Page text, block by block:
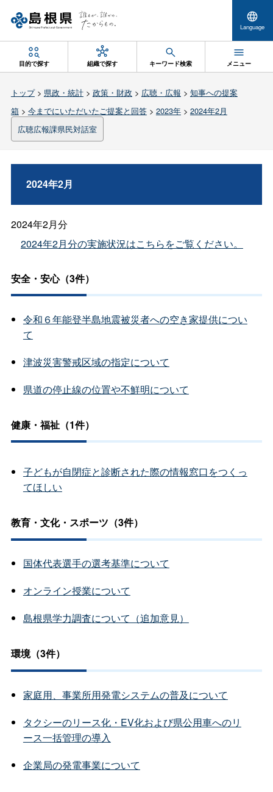
Language
目的で探す 組織で探す キーワード検索 メニュー
トップ> 県政・統計> 政策・財政 > 広聴・広報 > 知事への提案
箱> 今までにいただいたご提案と回答> 2023年> 2024年2月
広聴広報課県民対話室
2024年2月
2024年2月分
2024年2月分の実施状況はこちらをご覧ください。
安全・安心（3件）
令和６年能登半島地震被災者への空き家提供につい
て
津波災害警戒区域の指定について
県道の停止線の位置や不鮮明について
健康・福祉（1件）
子どもが自閉症と診断された際の情報窓口をつくっ
てほしい
教育・文化・スポーツ（3件）
国体代表選手の選考基準について
オンライン授業について
島根県学力調査について（追加意見）
環境（3件）
家庭用、事業所用発電システムの普及について
タクシーのリース化・EV化および県公用車へのリ
ース一括管理の導入
企業局の発電事業について